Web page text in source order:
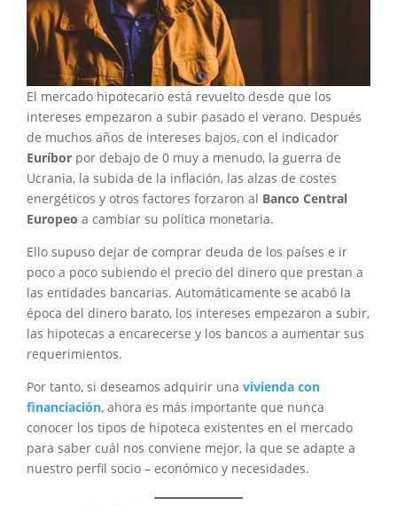
El mercado hipotecario está revuelto desde que los
intereses empezaron a subir pasado el verano. Después
de muchos años de intereses bajos, con el indicador
Euríbor por debajo de 0 muy a menudo, la guerra de
Ucrania, la subida de la inflación, las alzas de costes
energéticos y otros factores forzaron al Banco Central
Europeo a cambiar su política monetaria.
Ello supuso dejar de comprar deuda de los países e ir
poco a poco subiendo el precio del dinero que prestan a
las entidades bancarias. Automáticamente se acabó la
época del dinero barato, los intereses empezaron a subir,
las hipotecas a encarecerse y los bancos a aumentar sus
requerimientos.
Por tanto, si deseamos adquirir una vivienda con
financiación, ahora es más importante que nunca
conocer los tipos de hipoteca existentes en el mercado
para saber cuál nos conviene mejor, la que se adapte a
nuestro perfil socio – económico y necesidades.